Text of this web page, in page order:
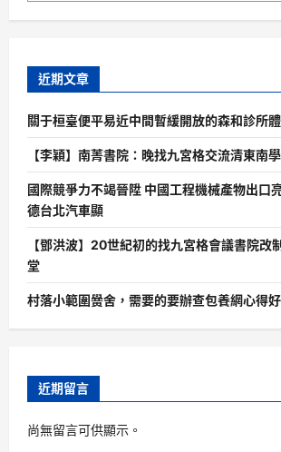
近期文章
關于桓臺便平易近中間暫緩開放的森和診所
【李穎】南菁書院：晚找九宮格交流清東南
國際競爭力不竭晉陞 中國工程機械產物出口
德台北汽車顯
【鄧洪波】20世紀初的找九宮格會議書院
堂
村落小範圍黌舍，需要的要辦查包養網心得
近期留言
尚無留言可供顯示。